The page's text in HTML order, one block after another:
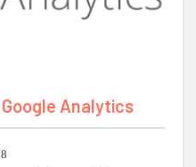
Analytics